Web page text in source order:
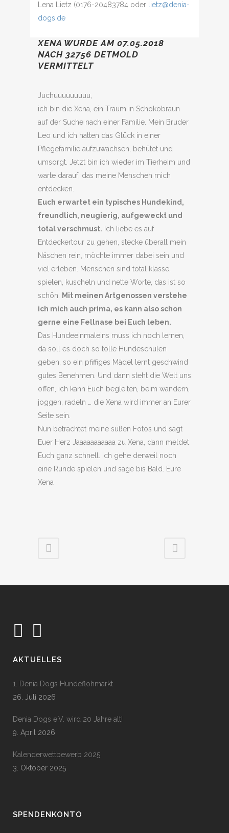
Lena Lietz (0176-20483784 oder lietz@denia-
dogs.de
XENA WURDE AM 07.05.2018
NACH 32756 DETMOLD
VERMITTELT
Juchuuuuuuuuu,
ich bin die Xena, ein Traum in Schokobraun
auf der Suche nach einer Familie. Mein Bruder
Leo und ich hatten das Glück in einer
Pflegefamilie aufzuwachsen, behütet und
umsorgt. Jetzt bin ich wieder im Tierheim und
warte darauf, das meine Menschen mich
entdecken.
Euch erwartet ein typisches Hundekind,
freundlich, neugierig, aufgeweckt und
total verschmust. Ich liebe es auf
Entdeckertour zu gehen, stecke überall mein
Näschen rein, möchte immer dabei sein und
viel erleben. Menschen sind total klasse,
spielen, kuscheln und nette Worte, das ist so
schön. Mit meinen Artgenossen verstehe
ich mich auch prima, es kann also schon
gerne eine Fellnase bei Euch leben.
Das Hundeeinmaleins muss ich noch lernen,
da soll es doch so tolle Hundeschulen
geben, so ein pfiffiges Mädel lernt geschwind
gutes Benehmen. Und dann steht die Welt uns
offen, ich kann Euch begleiten, beim wandern,
joggen, radeln … die Xena wird immer an Eurer
Seite sein.
Nun betrachtet meine süßen Fotos und sagt
Euer Herz Jaaaaaaaaaaa zu Xena, dann meldet
Euch ganz schnell. Ich gehe derweil noch
eine Runde spielen und sage bis Bald. Eure
Xena
AKTUELLES
1. Denia Dogs Hundeflohmarkt
26. Juli 2026
Denia Dogs e.V. wird 20 Jahre alt!
9. April 2026
Kalenderwettbewerb 2025
3. Oktober 2025
SPENDENKONTO